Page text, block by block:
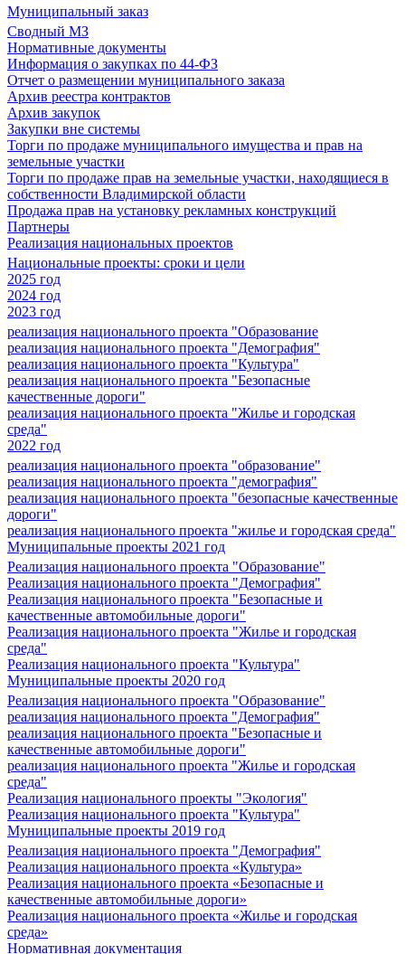
Муниципальный заказ
Сводный МЗ
Нормативные документы
Информация о закупках по 44-ФЗ
Отчет о размещении муниципального заказа
Архив реестра контрактов
Архив закупок
Закупки вне системы
Торги по продаже муниципального имущества и прав на
земельные участки
Торги по продаже прав на земельные участки, находящиеся в
собственности Владимирской области
Продажа прав на установку рекламных конструкций
Партнеры
Реализация национальных проектов
Национальные проекты: сроки и цели
2025 год
2024 год
2023 год
реализация национального проекта "Образование
реализация национального проекта "Демография"
реализация национального проекта "Культура"
реализация национального проекта "Безопасные
качественные дороги"
реализация национального проекта "Жилье и городская
среда"
2022 год
реализация национального проекта "образование"
реализация национального проекта "демография"
реализация национального проекта "безопасные качественные
дороги"
реализация национального проекта "жилье и городская среда"
Муниципальные проекты 2021 год
Реализация национального проекта "Образование"
Реализация национального проекта "Демография"
Реализация национального проекта "Безопасные и
качественные автомобильные дороги"
Реализация национального проекта "Жилье и городская
среда"
Реализация национального проекта "Культура"
Муниципальные проекты 2020 год
Реализация национального проекта "Образование"
реализация национального проекта "Демография"
реализация национального проекта "Безопасные и
качественные автомобильные дороги"
реализация национального проекта "Жилье и городская
среда"
Реализация национального проекты "Экология"
Реализация национального проекта "Культура"
Муниципальные проекты 2019 год
Реализация национального проекта "Демография"
Реализация национального проекта «Культура»
Реализация национального проекта «Безопасные и
качественные автомобильные дороги»
Реализация национального проекта «Жилье и городская
среда»
Нормативная документация